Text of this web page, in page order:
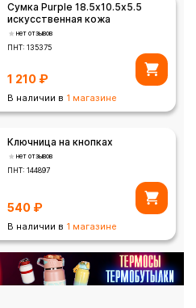
Сумка Purple 18.5х10.5х5.5
искусственная кожа
нет отзывов
ПНТ:135375
1 210 ₽
В наличии в 1 магазине
Ключница на кнопках
нет отзывов
ПНТ:144897
540 ₽
В наличии в 1 магазине